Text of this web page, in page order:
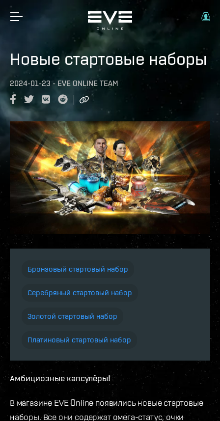
Новые стартовые наборы
2024-01-23 - EVE ONLINE TEAM
Бронзовый стартовый набор
Серебряный стартовый набор
Золотой стартовый набор
Платиновый стартовый набор
Амбициозные капсулёры!
В магазине EVE Online появились новые стартовые
наборы. Все они содержат омега-статус, очки